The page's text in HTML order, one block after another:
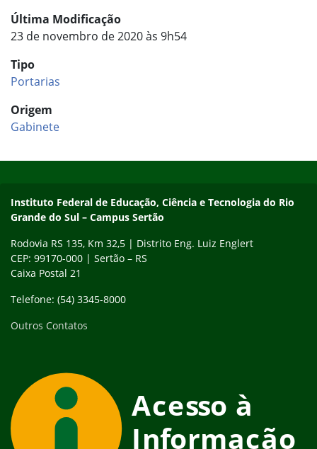
Última Modificação
23 de novembro de 2020 às 9h54
Tipo
Portarias
Origem
Gabinete
Instituto Federal de Educação, Ciência e Tecnologia do Rio
Grande do Sul – Campus Sertão
Rodovia RS 135, Km 32,5 | Distrito Eng. Luiz Englert
CEP: 99170-000 | Sertão – RS
Caixa Postal 21
Telefone: (54) 3345-8000
Outros Contatos